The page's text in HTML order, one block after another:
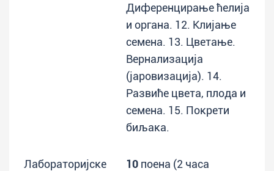
Диференцирање ћелија
и органа. 12. Клијање
семена. 13. Цветање.
Вернализација
(јаровизација). 14.
Развиће цвета, плода и
семена. 15. Покрети
биљака.
Лабораторијске
10 поена (2 часа